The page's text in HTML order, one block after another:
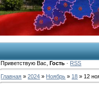
Приветствую Вас ,Гость · RSS
Главная »2024 » Ноябрь » 18 » 12